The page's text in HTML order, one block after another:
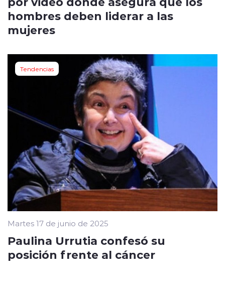
hombres deben liderar a las
mujeres
Tendencias
Martes 17 de junio de 2025
Paulina Urrutia confesó su
posición frente al cáncer